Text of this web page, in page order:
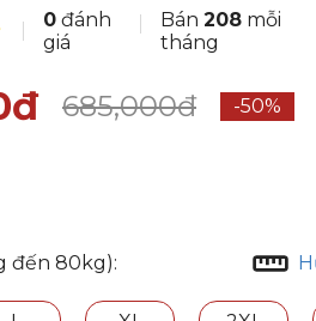
0 đánh
giá
Bán208 mỗi
tháng
685,000đ
-50%
đến 80kg):